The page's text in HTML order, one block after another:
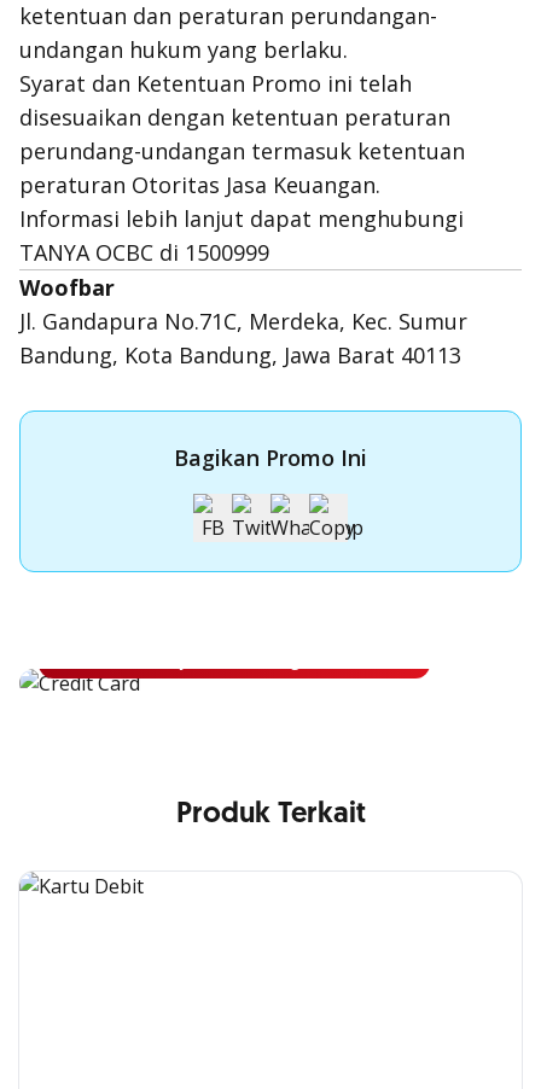
ketentuan dan peraturan perundangan-
undangan hukum yang berlaku.
Syarat dan Ketentuan Promo ini telah
disesuaikan dengan ketentuan peraturan
perundang-undangan termasuk ketentuan
peraturan Otoritas Jasa Keuangan.
Informasi lebih lanjut dapat menghubungi
TANYA OCBC di 1500999
Woofbar
Jl. Gandapura No.71C, Merdeka, Kec. Sumur
Bandung, Kota Bandung, Jawa Barat 40113
Bagikan Promo Ini
Apply Kartu Kredit OCBC
Produk Terkait